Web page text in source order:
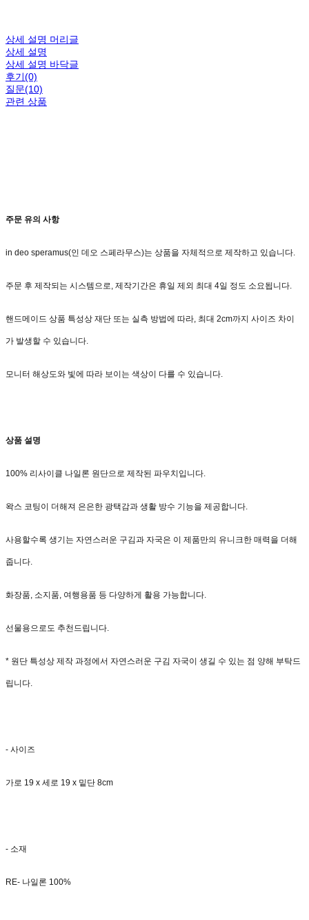
상세 설명 머리글
상세 설명
상세 설명 바닥글
후기(0)
질문(10)
관련 상품
주문 유의 사항
in deo speramus(인 데오 스페라무스)는 상품을 자체적으로 제작하고 있습니다.
주문 후 제작되는 시스템으로, 제작기간은 휴일 제외 최대 4일 정도 소요됩니다.
핸드메이드 상품 특성상 재단 또는 실측 방법에 따라, 최대 2cm까지 사이즈 차이
가 발생할 수 있습니다.
모니터 해상도와 빛에 따라 보이는 색상이 다를 수 있습니다.
상품 설명
100% 리사이클 나일론 원단으로 제작된 파우치입니다.
왁스 코팅이 더해져 은은한 광택감과 생활 방수 기능을 제공합니다.
사용할수록 생기는 자연스러운 구김과 자국은 이 제품만의 유니크한 매력을 더해
줍니다.
화장품, 소지품, 여행용품 등 다양하게 활용 가능합니다.
선물용으로도 추천드립니다.
* 원단 특성상 제작 과정에서 자연스러운 구김 자국이 생길 수 있는 점 양해 부탁드
립니다.
- 사이즈
가로 19 x 세로 19 x 밑단 8cm
- 소재
RE- 나일론 100%